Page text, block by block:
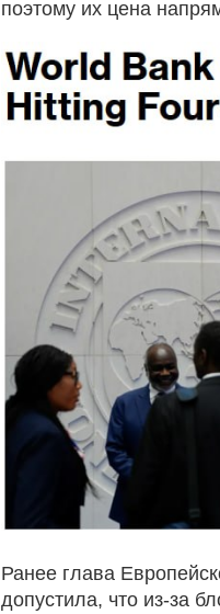
поэтому их цена
Ранее глава
допустила, что из-за